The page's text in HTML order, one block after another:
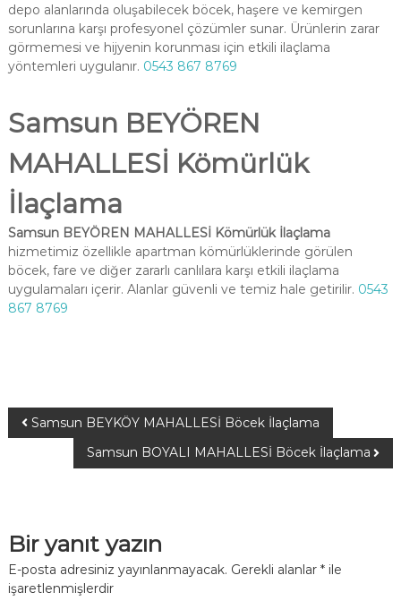
depo alanlarında oluşabilecek böcek, haşere ve kemirgen
sorunlarına karşı profesyonel çözümler sunar. Ürünlerin zarar
görmemesi ve hijyenin korunması için etkili ilaçlama
yöntemleri uygulanır. 0543 867 8769
Samsun BEYÖREN
MAHALLESİ Kömürlük
İlaçlama
Samsun BEYÖREN MAHALLESİ Kömürlük İlaçlama
hizmetimiz özellikle apartman kömürlüklerinde görülen
böcek, fare ve diğer zararlı canlılara karşı etkili ilaçlama
uygulamaları içerir. Alanlar güvenli ve temiz hale getirilir. 0543
867 8769
Samsun BEYKÖY MAHALLESİ Böcek İlaçlama
Samsun BOYALI MAHALLESİ Böcek İlaçlama
Bir yanıt yazın
E-posta adresiniz yayınlanmayacak. Gerekli alanlar *ile
işaretlenmişlerdir